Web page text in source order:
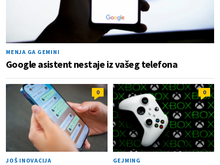
MENJA GA GEMINI
Google asistent nestaje iz vašeg telefona
0
JOŠ INOVACIJA
0
GEJMING